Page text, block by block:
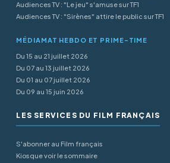
Audiences TV : "Le jeu" s'amuse sur TF1
Audiences TV : "Sirènes" attire le public sur TF1
MÉDIAMAT HEBDO ET PRIME-TIME
Du 15 au 21 juillet 2026
Du 07 au 13 juillet 2026
Du 01 au 07 juillet 2026
Du 09 au 15 juin 2026
LES SERVICES DU FILM FRANÇAIS
S'abonner au Film français
Kiosque voir le sommaire